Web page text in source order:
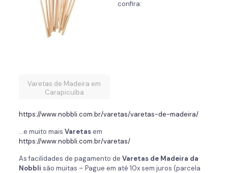
Varetas de Madeira em
Carapicuíba
confira:
https://www.nobbli.com.br/varetas/varetas-de-madeira/
…e muito mais Varetasem
https://www.nobbli.com.br/varetas/
As facilidades de pagamento de Varetas de Madeira da
Nobbli são muitas – Pague em até 10x sem juros (parcela